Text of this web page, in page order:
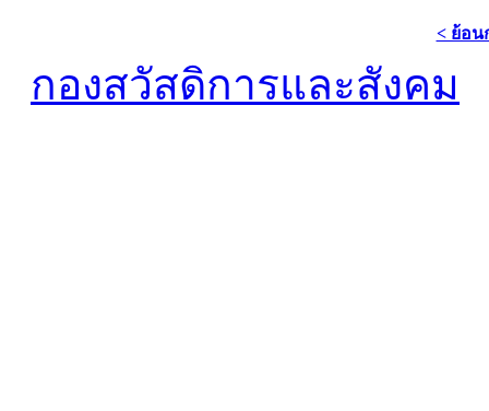
< ย้อน
กองสวัสดิการและสังคม